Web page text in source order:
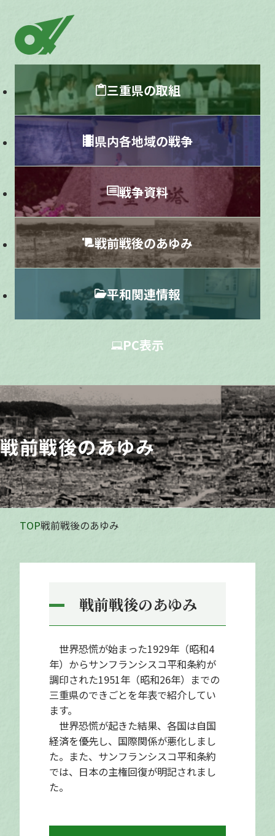
三重県の取組
県内各地域の戦争
戦争資料
戦前戦後のあゆみ
平和関連情報
PC表示
戦前戦後のあゆみ
TOP戦前戦後のあゆみ
戦前戦後のあゆみ
世界恐慌が始まった1929年（昭和4
年）からサンフランシスコ平和条約が
調印された1951年（昭和26年）までの
三重県のできごとを年表で紹介してい
ます。
世界恐慌が起きた結果、各国は自国
経済を優先し、国際関係が悪化しまし
た。また、サンフランシスコ平和条約
では、日本の主権回復が明記されまし
た。